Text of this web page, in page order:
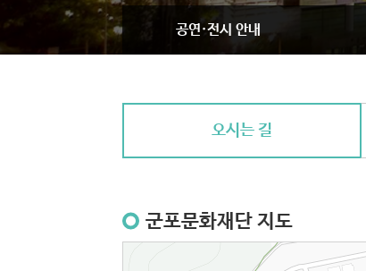
공연·전시 안내
오시는 길
군포문화재단 지도